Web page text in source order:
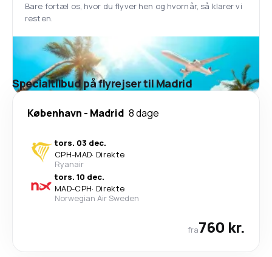
Bare fortæl os, hvor du flyver hen og hvornår, så klarer vi
resten.
Specialtilbud på flyrejser til Madrid
København - Madrid 8 dage
tors. 03 dec.
CPH-MAD· Direkte
Ryanair
tors. 10 dec.
MAD-CPH· Direkte
Norwegian Air Sweden
fra760 kr.